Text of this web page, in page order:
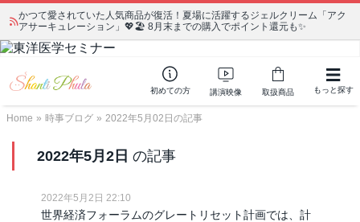
宗教学講座 中級コース 第139回 明治以降の日本の闇３ 〜日本の黒幕た
ちの出自／在日が入り込むヤクザ／朝鮮進駐軍から始まったパチンコ利権
初めての方 講演映像 取扱商品 もっと探す
Home » 時事ブログ » 2022年5月02日の記事
2022年5月2日 の記事
2022年5月2日 22:10
世界経済フォーラムのグレートリセット計画では、計